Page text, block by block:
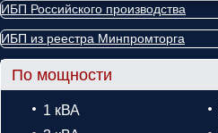
ИБП Российского производства
ИБП из реестра Минпромторга
По мощности
1 кВА